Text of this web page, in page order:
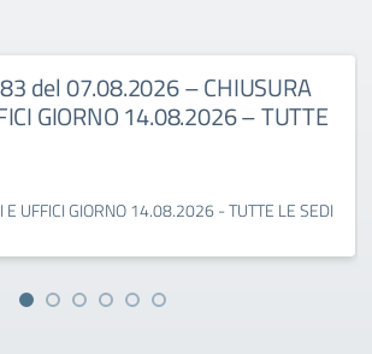
del 07.08.2026 – CHIUSURA
GIORNO 14.08.2026 – TUTTE
E UFFICI GIORNO 14.08.2026 - TUTTE LE SEDI